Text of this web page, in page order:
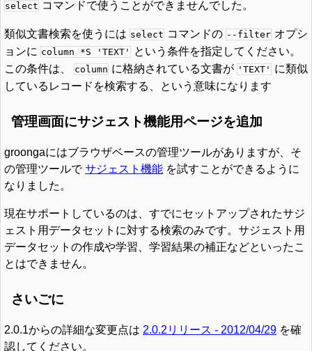
select コマンドで使うことができませんでした。
類似文書検索を使うには select コマンドの --filter オプシ
ョンに column *S 'TEXT'
という条件を指定してください。
この条件は、
column に格納されている文書が 'TEXT' に類似
しているレコードを検索する、という意味になります
管理画面にサジェスト機能用ページを追加
groongaにはブラウザベースの管理ツールがありますが、そ
の管理ツールでサジェスト機能 を試すことができるように
なりました。
現在サポートしているのは、すでにセットアップされたサジ
ェスト用データセットに対する検索のみです。サジェスト用
データセットの作成や学習、学習結果の補正などといったこ
とはできません。
さいごに
2.0.1からの詳細な変更点は 2.0.2リリース - 2012/04/29 を確
認してください。